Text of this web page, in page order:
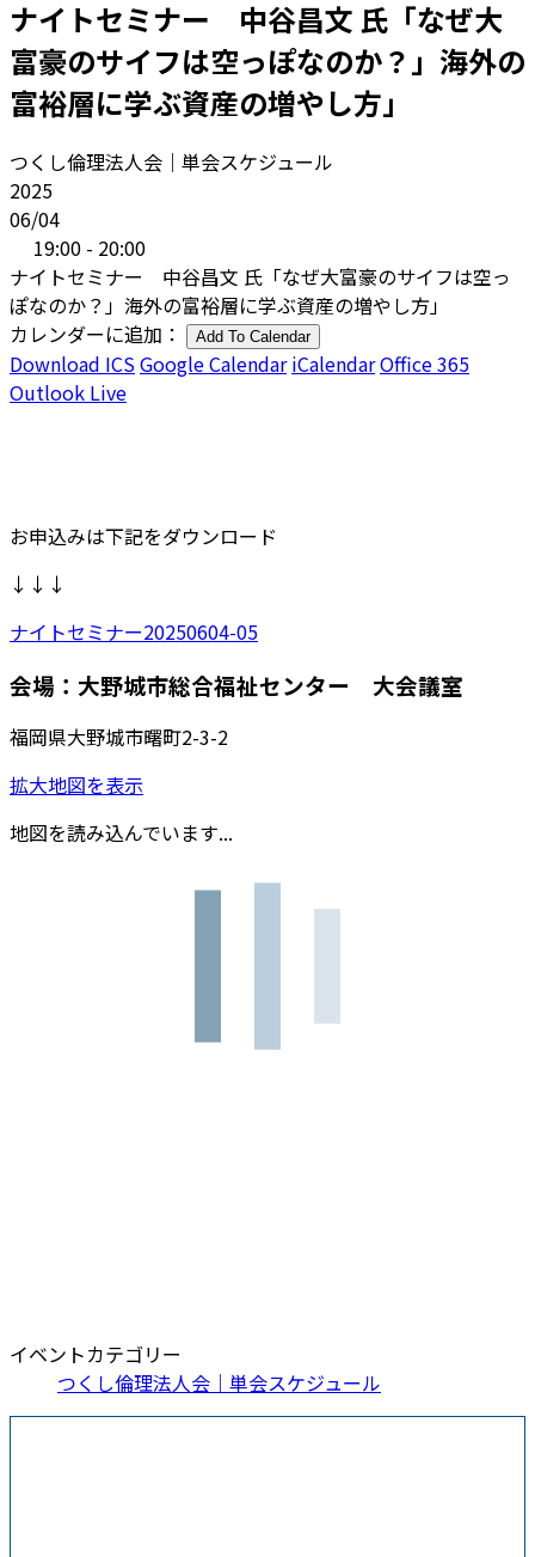
ナイトセミナー 中谷昌文 氏「なぜ大
富豪のサイフは空っぽなのか？」海外の
富裕層に学ぶ資産の増やし方」
つくし倫理法人会｜単会スケジュール
2025
06/04
19:00 - 20:00
ナイトセミナー 中谷昌文 氏「なぜ大富豪のサイフは空っ
ぽなのか？」海外の富裕層に学ぶ資産の増やし方」
カレンダーに追加：
Add To Calendar
Download ICSGoogle Calendar iCalendarOffice 365
Outlook Live
お申込みは下記をダウンロード
↓↓↓
ナイトセミナー20250604-05
会場：大野城市総合福祉センター 大会議室
福岡県大野城市曙町2-3-2
拡大地図を表示
地図を読み込んでいます...
イベントカテゴリー
つくし倫理法人会｜単会スケジュール